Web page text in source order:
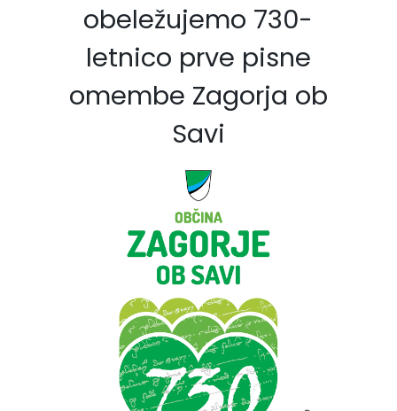
obeležujemo 730-
letnico prve pisne
omembe Zagorja ob
Savi